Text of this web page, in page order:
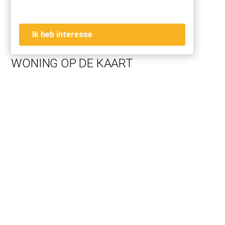
distance away and the city centre is only 10 minutes by
car. Check (waiting list) parking permit via city hall.
Ik heb interesse
WONING OP DE KAART